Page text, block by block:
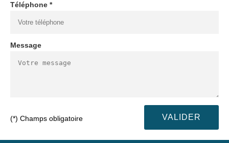
Téléphone *
Message
(*) Champs obligatoire